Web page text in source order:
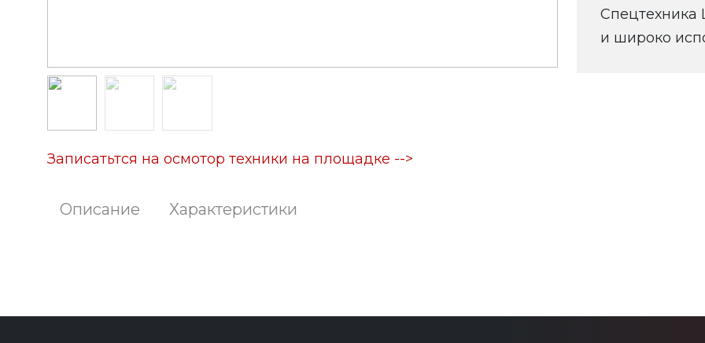
Записатьтся на осмотор техники на площадке -->
Описание Характеристики
Спецтехника
и широко